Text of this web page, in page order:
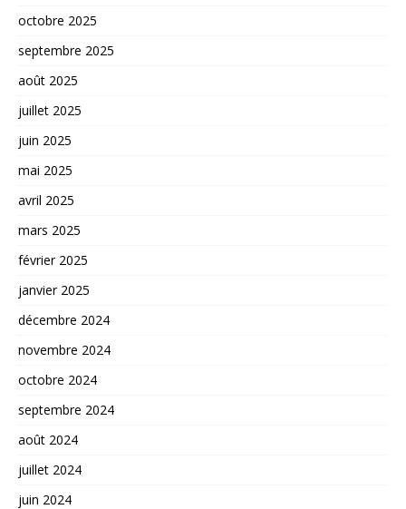
octobre 2025
septembre 2025
août 2025
juillet 2025
juin 2025
mai 2025
avril 2025
mars 2025
février 2025
janvier 2025
décembre 2024
novembre 2024
octobre 2024
septembre 2024
août 2024
juillet 2024
juin 2024